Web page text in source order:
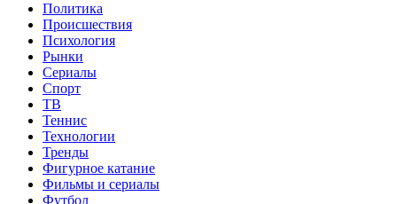
Политика
Происшествия
Психология
Рынки
Сериалы
Спорт
ТВ
Теннис
Технологии
Тренды
Фигурное катание
Фильмы и сериалы
Футбол